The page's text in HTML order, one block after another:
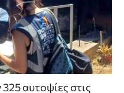
αυτοψίες στις